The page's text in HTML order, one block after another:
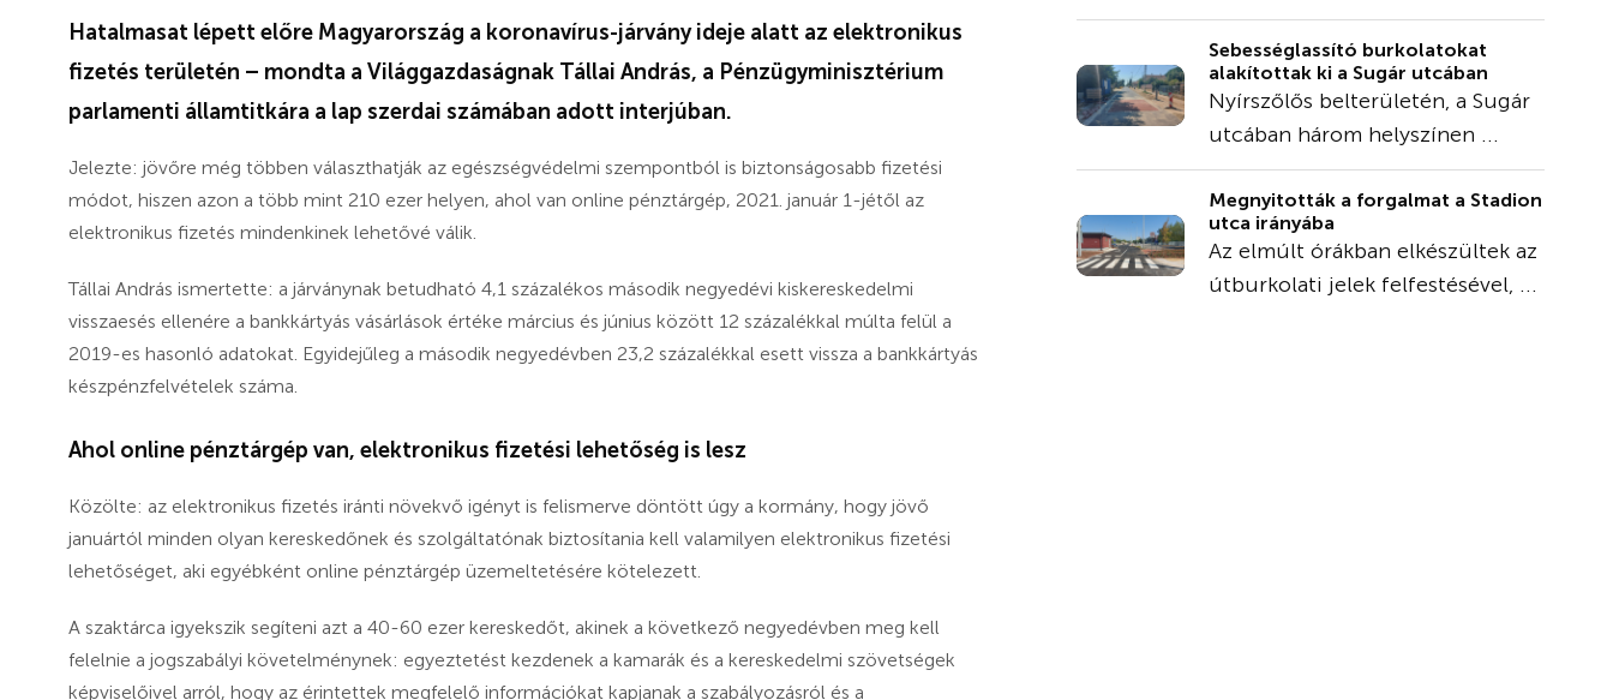
Hatalmasat lépett előre Magyarország a koronavírus-járvány ideje alatt az elektronikus
fizetés területén – mondta a Világgazdaságnak Tállai András, a Pénzügyminisztérium
parlamenti államtitkára a lap szerdai számában adott interjúban.
Jelezte: jövőre még többen választhatják az egészségvédelmi szempontból is biztonságosabb fizetési
módot, hiszen azon a több mint 210 ezer helyen, ahol van online pénztárgép, 2021. január 1-jétől az
elektronikus fizetés mindenkinek lehetővé válik.
Tállai András ismertette: a járványnak betudható 4,1 százalékos második negyedévi kiskereskedelmi
visszaesés ellenére a bankkártyás vásárlások értéke március és június között 12 százalékkal múlta felül a
2019-es hasonló adatokat. Egyidejűleg a második negyedévben 23,2 százalékkal esett vissza a bankkártyás
készpénzfelvételek száma.
Ahol online pénztárgép van, elektronikus fizetési lehetőség is lesz
Közölte: az elektronikus fizetés iránti növekvő igényt is felismerve döntött úgy a kormány, hogy jövő
januártól minden olyan kereskedőnek és szolgáltatónak biztosítania kell valamilyen elektronikus fizetési
lehetőséget, aki egyébként online pénztárgép üzemeltetésére kötelezett.
A szaktárca igyekszik segíteni azt a 40-60 ezer kereskedőt, akinek a következő negyedévben meg kell
felelnie a jogszabályi követelménynek: egyeztetést kezdenek a kamarák és a kereskedelmi szövetségek
képviselőivel arról, hogy az érintettek megfelelő információkat kapjanak a szabályozásról és a
Sebességlassító burkolatokat
alakítottak ki a Sugár utcában
Nyírszőlős belterületén, a Sugár
utcában három helyszínen ...
Megnyitották a forgalmat a Stadion
utca irányába
Az elmúlt órákban elkészültek az
útburkolati jelek felfestésével, ...